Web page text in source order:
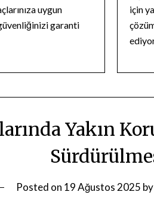
uygun
garanti
için
Yakın
Posted on 19 Ağustos 2025